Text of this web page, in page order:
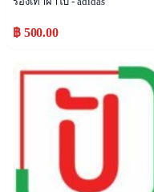
฿ 500.00
Popular